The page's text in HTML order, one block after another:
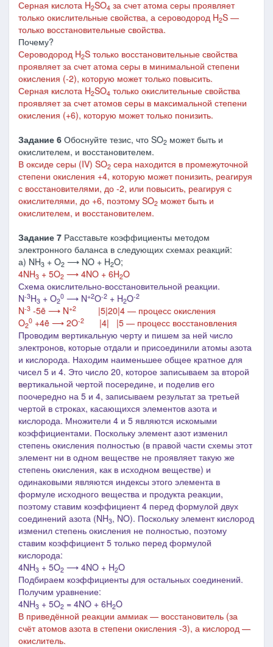
Серная кислота H2SO4 за счет атома серы проявляет
только окислительные свойства, а сероводород H2S ―
только восстановительные свойства.
Почему?
Сероводород H2S только восстановительные свойства
проявляет за счет атома серы в минимальной степени
окисления (-2), которую может только повысить.
Серная кислота H2SO4 только окислительные свойства
проявляет за счет атомов серы в максимальной степени
окисления (+6), которую может только понизить.
Задание 6 Обоснуйте тезис, что SO2 может быть и
окислителем, и восстановителем.
В оксиде серы (IV) SO2 сера находится в промежуточной
степени окисления +4, которую может понизить, реагируя
с восстановителями, до -2, или повысить, реагируя с
окислителями, до +6, поэтому SO2 может быть и
окислителем, и восстановителем.
Задание 7 Расставьте коэффициенты методом
электронного баланса в следующих схемах реакций:
а) NH3 + O2 ⟶ NO + H2O;
4NH3 + 5O2 ⟶ 4NO + 6H2O
Схема окислительно-восстановительной реакции.
N-3H3 + O2
0 ⟶ N+2O-2 + H2O-2
N-3 -5ē ⟶ N+2
|5|20|4 ― процесс окисления
O2
0 +4ē ⟶ 2O-2
|4| |5 ― процесс восстановления
Проводим вертикальную черту и пишем за ней число
электронов, которые отдали и присоединили атомы азота
и кислорода. Находим наименьшее общее кратное для
чисел 5 и 4. Это число 20, которое записываем за второй
вертикальной чертой посередине, и поделив его
поочередно на 5 и 4, записываем результат за третьей
чертой в строках, касающихся элементов азота и
кислорода. Множители 4 и 5 являются искомыми
коэффициентами. Поскольку элемент азот изменил
степень окисления полностью (в правой части схемы этот
элемент ни в одном веществе не проявляет такую же
степень окисления, как в исходном веществе) и
одинаковыми являются индексы этого элемента в
формуле исходного вещества и продукта реакции,
поэтому ставим коэффициент 4 перед формулой двух
соединений азота (NH3, NO). Поскольку элемент кислород
изменил степень окисления не полностью, поэтому
ставим коэффициент 5 только перед формулой
кислорода:
4NH3 + 5O2 ⟶ 4NO + H2O
Подбираем коэффициенты для остальных соединений.
Получим уравнение:
4NH3 + 5O2 = 4NO + 6H2O
В приведённой реакции аммиак — восстановитель (за
счёт атомов азота в степени окисления -3), а кислород —
окислитель.